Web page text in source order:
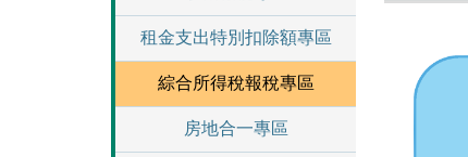
租金支出特別扣除額專區
綜合所得稅報稅專區
房地合一專區